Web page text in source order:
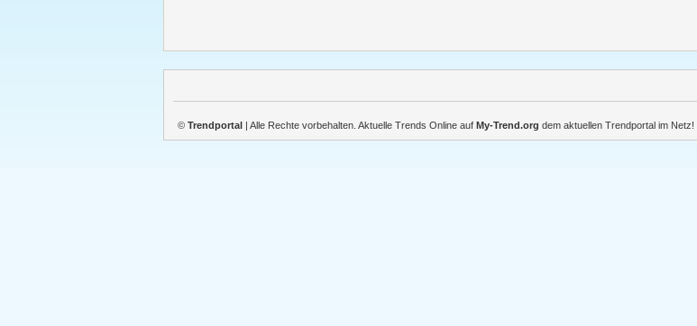
© Trendportal | Alle Rechte vorbehalten. Aktuelle Trends Online auf My-Trend.org dem aktuellen Trendportal im Netz!